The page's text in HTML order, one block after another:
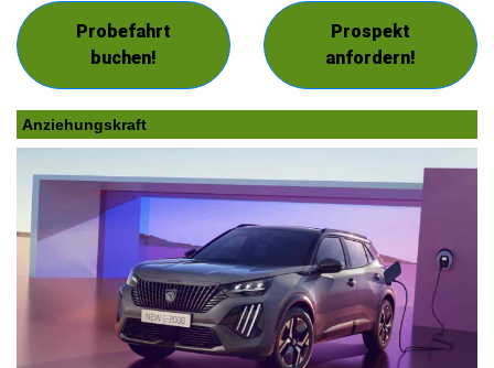
Probefahrt
buchen!
Prospekt
anfordern!
Anziehungskraft